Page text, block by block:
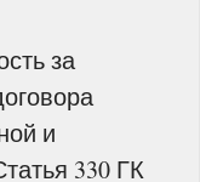
за
и
330 ГК